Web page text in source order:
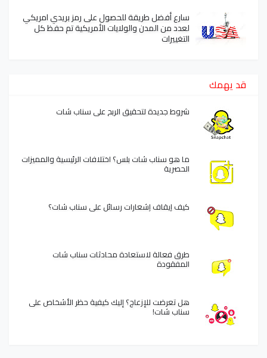
سارع أفضل طريقة للحصول على رمز بريدي امريكي
لعدد من المدن والولايات الأمريكية تم حفظ كل
التغييرات
قد يهمك
شروط جديدة لتحقيق الربح على سناب شات
ما هو سناب شات بلس؟ اختلافات الرئيسية والمميزات
الحصرية
كيف إيقاف إشعارات رسائل على سناب شات؟
طرق فعالة لاستعادة محادثات سناب شات
المفقودة
هل تعرضت للإزعاج؟ إليك كيفية حظر الأشخاص على
سناب شات!